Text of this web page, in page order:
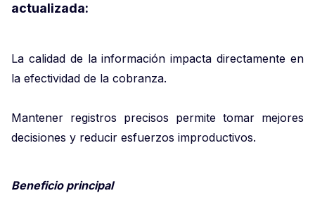
actualizada:
La calidad de la información impacta directamente en
la efectividad de la cobranza.
Mantener registros precisos permite tomar mejores
decisiones y reducir esfuerzos improductivos.
Beneficio principal